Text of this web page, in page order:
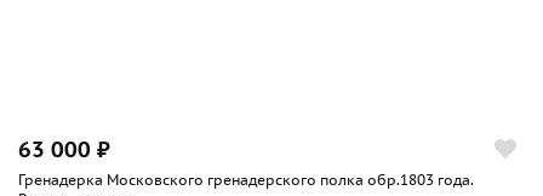
63 000 ₽
Гренадерка Московского гренадерского полка обр.1803 года.